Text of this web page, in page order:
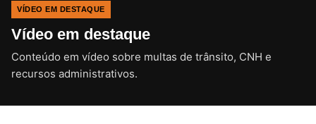
VÍDEO EM DESTAQUE
Vídeo em destaque
Conteúdo em vídeo sobre multas de trânsito, CNH e
recursos administrativos.CLIQUE PARA ATIVAR O SOM